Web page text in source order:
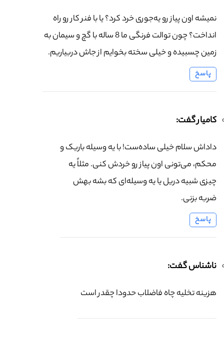
نمیشه اون پیاز رو یه‌جوری خرد کرد؟ یا با فنر کار رو راه
انداخت؟ چون توالت فرنگی ما 8 ساله با گچ و سیمان به
زمین چسبیده و خیلی سخته بخوایم از جاش دربیاریم.
پاسخ
کامیار گفت:
داداش سلام خیلی ساده‌ست! با یه وسیله باریک و
محکم، می‌تونی اون پیاز رو خردش کنی. مثلاً یه
چیزی شبیه دریل یا یه وسیله‌ای که بشه بهش
ضربه بزنی.
پاسخ
ناشناس گفت:
هزینه تخلیه چاه فاضلاب حدودا چقدر است